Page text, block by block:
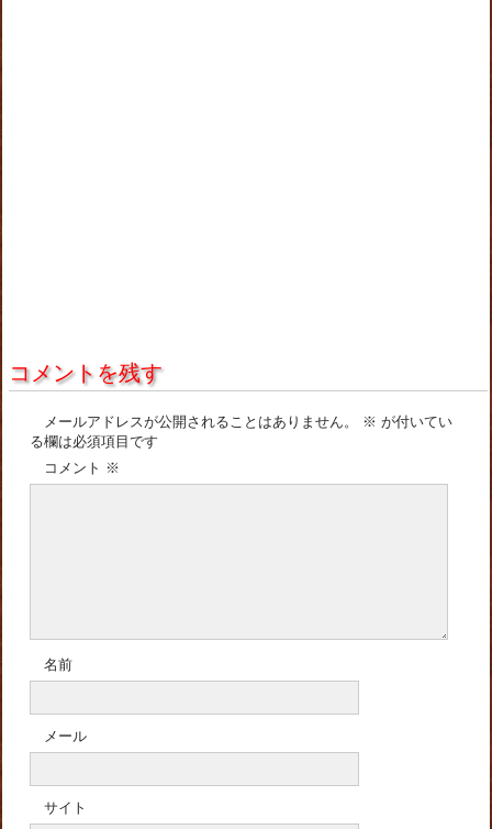
コメントを残す
メールアドレスが公開されることはありません。 ※ が付いてい
る欄は必須項目です
コメント ※
名前
メール
サイト